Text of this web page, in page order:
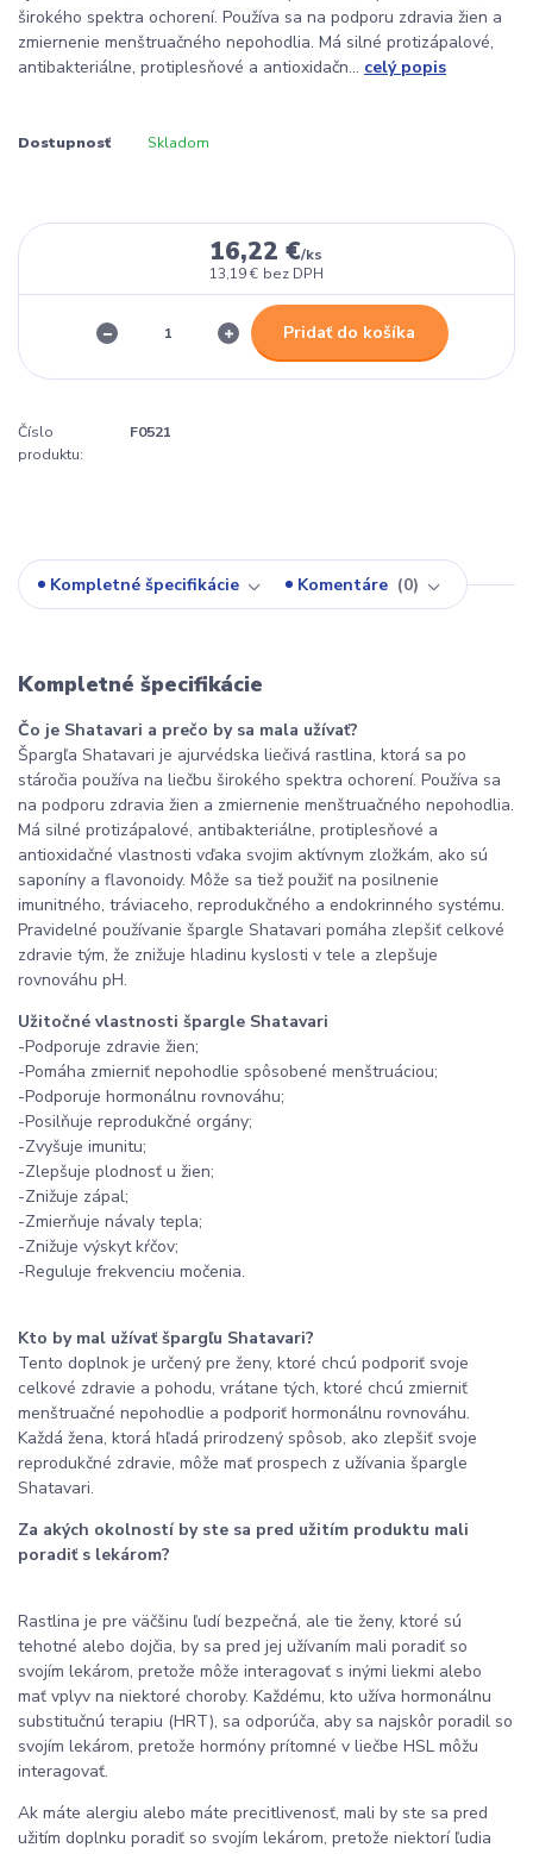
širokého spektra ochorení. Používa sa na podporu zdravia žien a
zmiernenie menštruačného nepohodlia. Má silné protizápalové,
antibakteriálne, protiplesňové a antioxidačn... celý popis
Dostupnosť Skladom
16,22 €/ks
13,19 € bez DPH
Pridať do košíka
Číslo
produktu:
F0521
Kompletné špecifikácie Komentáre 0
Kompletné špecifikácie
Čo je Shatavari a prečo by sa mala užívať?
Špargľa Shatavari je ajurvédska liečivá rastlina, ktorá sa po
stáročia používa na liečbu širokého spektra ochorení. Používa sa
na podporu zdravia žien a zmiernenie menštruačného nepohodlia.
Má silné protizápalové, antibakteriálne, protiplesňové a
antioxidačné vlastnosti vďaka svojim aktívnym zložkám, ako sú
saponíny a flavonoidy. Môže sa tiež použiť na posilnenie
imunitného, ​​tráviaceho, reprodukčného a endokrinného systému.
Pravidelné používanie špargle Shatavari pomáha zlepšiť celkové
zdravie tým, že znižuje hladinu kyslosti v tele a zlepšuje
rovnováhu pH.
Užitočné vlastnosti špargle Shatavari
-Podporuje zdravie žien;
-Pomáha zmierniť nepohodlie spôsobené menštruáciou;
-Podporuje hormonálnu rovnováhu;
-Posilňuje reprodukčné orgány;
-Zvyšuje imunitu;
-Zlepšuje plodnosť u žien;
-Znižuje zápal;
-Zmierňuje návaly tepla;
-Znižuje výskyt kŕčov;
-Reguluje frekvenciu močenia.
Kto by mal užívať špargľu Shatavari?
Tento doplnok je určený pre ženy, ktoré chcú podporiť svoje
celkové zdravie a pohodu, vrátane tých, ktoré chcú zmierniť
menštruačné nepohodlie a podporiť hormonálnu rovnováhu.
Každá žena, ktorá hľadá prirodzený spôsob, ako zlepšiť svoje
reprodukčné zdravie, môže mať prospech z užívania špargle
Shatavari.
Za akých okolností by ste sa pred užitím produktu mali
poradiť s lekárom?
Rastlina je pre väčšinu ľudí bezpečná, ale tie ženy, ktoré sú
tehotné alebo dojčia, by sa pred jej užívaním mali poradiť so
svojím lekárom, pretože môže interagovať s inými liekmi alebo
mať vplyv na niektoré choroby. Každému, kto užíva hormonálnu
substitučnú terapiu (HRT), sa odporúča, aby sa najskôr poradil so
svojím lekárom, pretože hormóny prítomné v liečbe HSL môžu
interagovať.
Ak máte alergiu alebo máte precitlivenosť, mali by ste sa pred
užitím doplnku poradiť so svojím lekárom, pretože niektorí ľudia